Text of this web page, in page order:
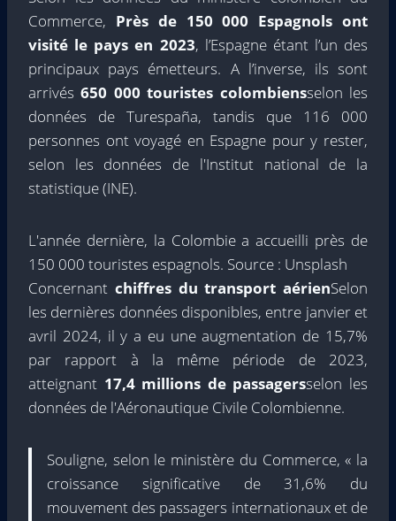
Commerce, Près de 150 000 Espagnols ont
visité le pays en 2023, l’Espagne étant l’un des
principaux pays émetteurs. A l’inverse, ils sont
arrivés650 000 touristes colombiensselon les
données de Turespaña, tandis que 116 000
personnes ont voyagé en Espagne pour y rester,
selon les données de l'Institut national de la
statistique (INE).
L'année dernière, la Colombie a accueilli près de
150 000 touristes espagnols. Source : Unsplash
Concernant chiffres du transport aérienSelon
les dernières données disponibles, entre janvier et
avril 2024, il y a eu une augmentation de 15,7%
par rapport à la même période de 2023,
atteignant 17,4 millions de passagersselon les
données de l'Aéronautique Civile Colombienne.
Souligne, selon le ministère du Commerce, « la
croissance significative de 31,6% du
mouvement des passagers internationaux et de